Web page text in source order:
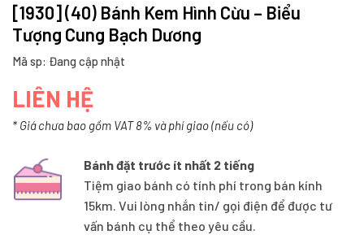
[1930] (40) Bánh Kem Hình Cừu – Biểu
Tượng Cung Bạch Dương
Mã sp: Đang cập nhật
LIÊN HỆ
* Giá chưa bao gồm VAT 8% và phí giao (nếu có)
Bánh đặt trước ít nhất 2 tiếng
Tiệm giao bánh có tính phí trong bán kính
15km. Vui lòng nhắn tin/ gọi điện để được tư
vấn bánh cụ thể theo yêu cầu.